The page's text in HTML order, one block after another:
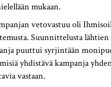
mukaan.
vetovastuu oli
Suunnittelusta
puuttui syrjintään
yhdistävä kampanja
vastaan.